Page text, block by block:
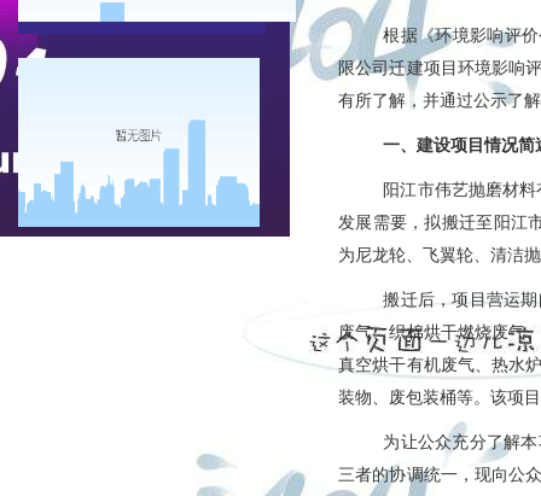
根据《环境影响评
限公司迁建项目环境影响
有所了解，并通过公示了
一、建设项目情况简
阳江市伟艺抛磨材
发展需要，拟搬迁至阳江
为尼龙轮、飞翼轮、清洁
搬迁后，项目营运
废气、织棉烘干燃烧废气
真空烘干有机废气、热水
装物、废包装桶等。该项
为让公众充分了解
三者的协调统一，现向公